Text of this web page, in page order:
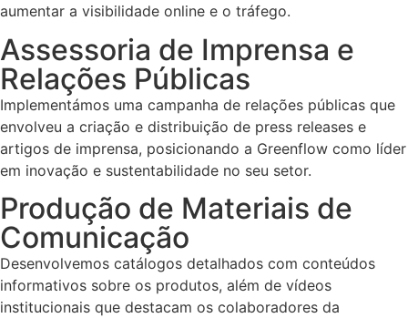
aumentar a visibilidade online e o tráfego.
Assessoria de Imprensa e
Relações Públicas
Implementámos uma campanha de relações públicas que
envolveu a criação e distribuição de press releases e
artigos de imprensa, posicionando a Greenflow como líder
em inovação e sustentabilidade no seu setor.
Produção de Materiais de
Comunicação
Desenvolvemos catálogos detalhados com conteúdos
informativos sobre os produtos, além de vídeos
institucionais que destacam os colaboradores da